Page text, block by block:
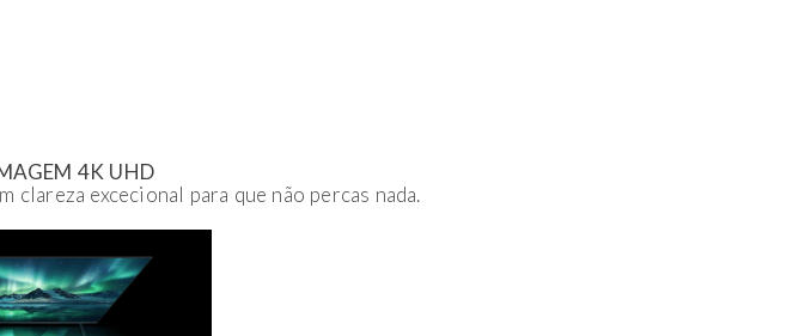
4K UHD
excecional para que não percas nada.